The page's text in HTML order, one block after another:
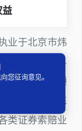
益
业于北京市炜
执业证号为14
师熟悉证券领
发行、虚假陈
类证券索赔业
您征询意见。